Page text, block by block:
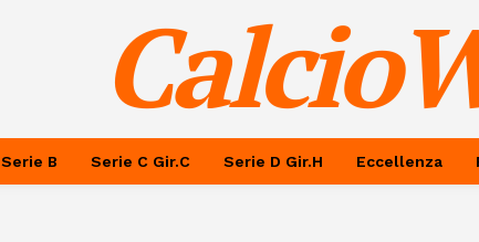
Serie B Serie C Gir.C Serie D Gir.H Eccellenza